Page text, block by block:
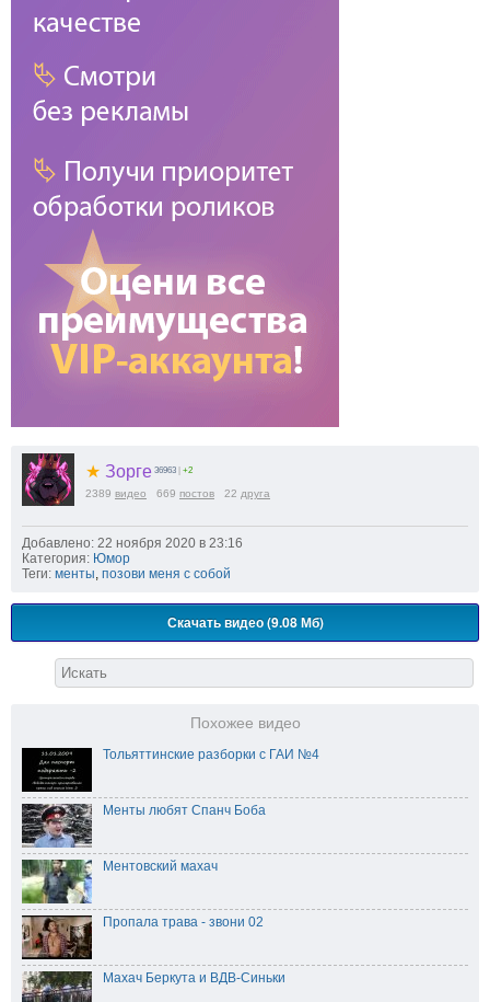
★ Зорге 36963 | +2
2389 видео 669 постов 22 друга
Добавлено: 22 ноября 2020 в 23:16
Категория: Юмор
Теги: менты позови меня с собой
Скачать видео (9.08 Мб)
Похожее видео
Тольяттинские разборки с ГАИ №4
Менты любят Спанч Боба
Ментовский махач
Пропала трава - звони 02
Махач Беркута и ВДВ-Синьки